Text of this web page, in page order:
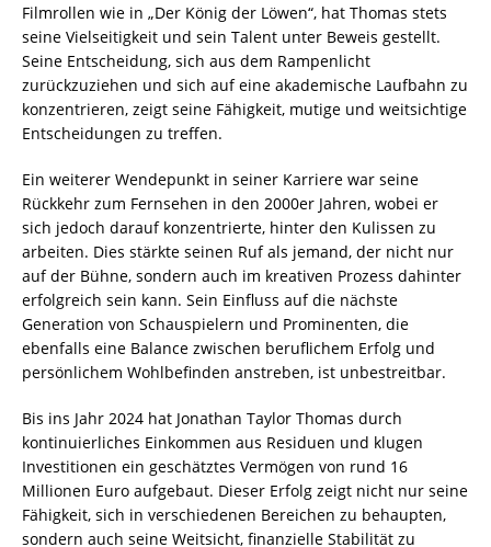
Filmrollen wie in „Der König der Löwen“, hat Thomas stets
seine Vielseitigkeit und sein Talent unter Beweis gestellt.
Seine Entscheidung, sich aus dem Rampenlicht
zurückzuziehen und sich auf eine akademische Laufbahn zu
konzentrieren, zeigt seine Fähigkeit, mutige und weitsichtige
Entscheidungen zu treffen.
Ein weiterer Wendepunkt in seiner Karriere war seine
Rückkehr zum Fernsehen in den 2000er Jahren, wobei er
sich jedoch darauf konzentrierte, hinter den Kulissen zu
arbeiten. Dies stärkte seinen Ruf als jemand, der nicht nur
auf der Bühne, sondern auch im kreativen Prozess dahinter
erfolgreich sein kann. Sein Einfluss auf die nächste
Generation von Schauspielern und Prominenten, die
ebenfalls eine Balance zwischen beruflichem Erfolg und
persönlichem Wohlbefinden anstreben, ist unbestreitbar.
Bis ins Jahr 2024 hat Jonathan Taylor Thomas durch
kontinuierliches Einkommen aus Residuen und klugen
Investitionen ein geschätztes Vermögen von rund 16
Millionen Euro aufgebaut. Dieser Erfolg zeigt nicht nur seine
Fähigkeit, sich in verschiedenen Bereichen zu behaupten,
sondern auch seine Weitsicht, finanzielle Stabilität zu